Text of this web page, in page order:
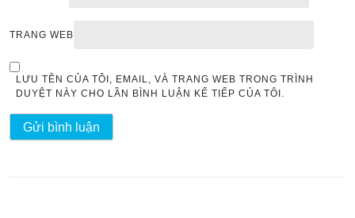
TRANG WEB
LƯU TÊN CỦA TÔI, EMAIL, VÀ TRANG WEB TRONG TRÌNH
DUYỆT NÀY CHO LẦN BÌNH LUẬN KẾ TIẾP CỦA TÔI.